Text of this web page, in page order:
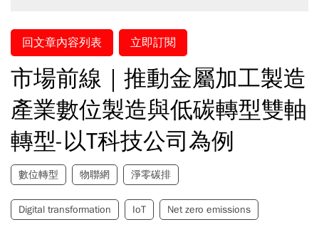
回文章內容列表 立即訂閱
市場前線｜推動金屬加工製造
產業數位製造與低碳轉型雙軸
轉型-以T科技公司為例
數位轉型 物聯網 淨零碳排
Digital transformation IoT Net zero emissions